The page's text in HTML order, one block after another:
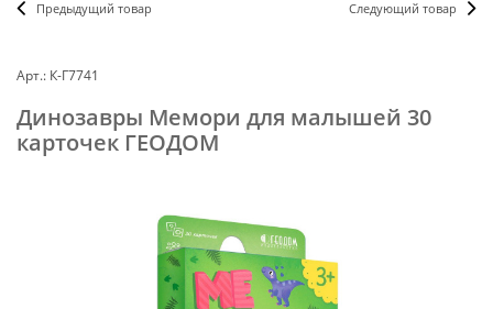
Предыдущий товар Следующий товар
Арт.: К-Г7741
Динозавры Мемори для малышей 30
карточек ГЕОДОМ